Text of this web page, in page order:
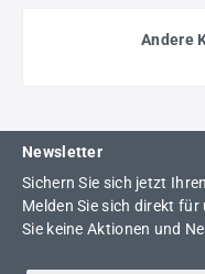
Andere
Newsletter
Sichern Sie sich jetzt
Melden Sie sich direkt
Sie keine Aktionen und